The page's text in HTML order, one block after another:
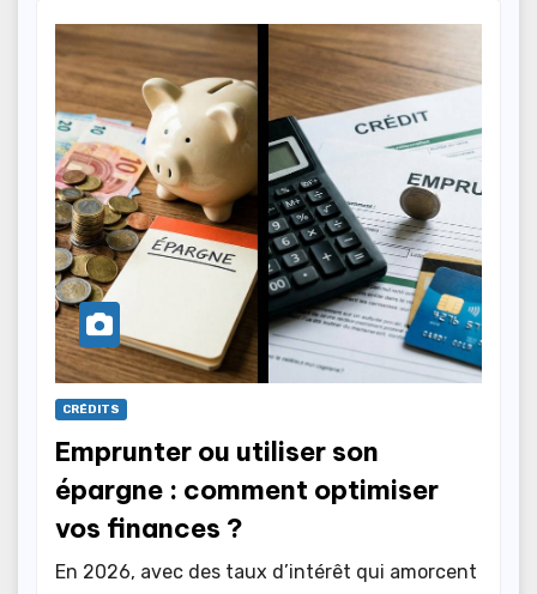
CRÉDITS
Emprunter ou utiliser son
épargne : comment optimiser
vos finances ?
En 2026, avec des taux d’intérêt qui amorcent